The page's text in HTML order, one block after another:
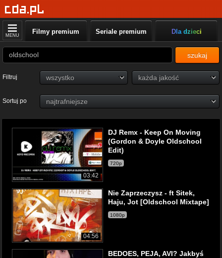
MENU Filmy premium Seriale premium Dla dzieci
szukaj
Filtruj
Sortuj po
03:42
DJ Remx - Keep On Moving
(Gordon & Doyle Oldschool
Edit)
720p
04:56
Nie Zaprzeczysz - ft Sitek,
Haju, Jot [Oldschool Mixtape]
1080p
BEDOES, PEJA, AVI? Jakbyś